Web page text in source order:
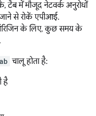
टैब में मौजूद नेटवर्क अनुरोधों
से रोकें एपीआई.
के लिए, कुछ समय के
चालू होता है:
है